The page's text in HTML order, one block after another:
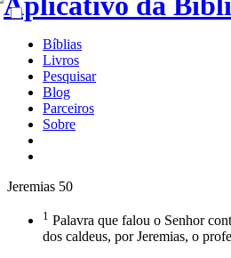
Bíblias
Livros
Pesquisar
Blog
Parceiros
Sobre
Jeremias 50
1 Palavra que falou o Senhor
dos caldeus, por Jeremias, o